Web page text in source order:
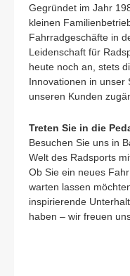
Gegründet im Jahr
kleinen
Fahrradgeschäfte in
Leidenschaft für
heute noch an, stets
Innovationen in unser
unseren Kunden
Treten Sie in die
Besuchen Sie uns in
Welt des Radsports
Ob Sie ein neues
warten lassen
inspirierende
haben – wir freuen